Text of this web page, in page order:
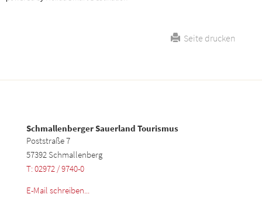
Seite drucken
Schmallenberger Sauerland Tourismus
Poststraße 7
57392 Schmallenberg
T: 02972 / 9740-0
E-Mail schreiben...